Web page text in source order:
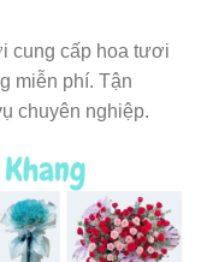
cung cấp hoa tươi
miễn phí. Tận
chuyên nghiệp.